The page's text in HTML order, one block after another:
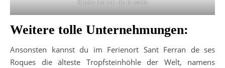
Küste bei Far de la Mola
Weitere tolle Unternehmungen:
Ansonsten kannst du im Ferienort Sant Ferran de ses
Roques die älteste Tropfsteinhöhle der Welt, namens